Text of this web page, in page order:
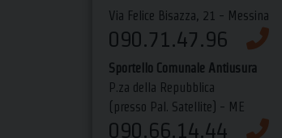
Via Felice Bisazza, 21 - Messina
090.71.47.96
Sportello Comunale Antiusura
P.za della Repubblica
(presso Pal. Satellite) - ME
090.66.14.44